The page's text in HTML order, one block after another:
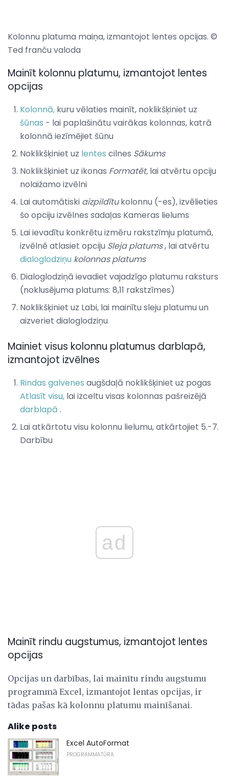
Kolonnu platuma maiņa, izmantojot lentes opcijas. ©
Ted franču valoda
Mainīt kolonnu platumu, izmantojot lentes
opcijas
Kolonnā, kuru vēlaties mainīt, noklikšķiniet uz
šūnas - lai paplašinātu vairākas kolonnas, katrā
kolonnā iezīmējiet šūnu
Noklikšķiniet uz lentes cilnes Sākums
Noklikšķiniet uz ikonas Formatēt, lai atvērtu opciju
nolaižamo izvēlni
Lai automātiski aizpildītukolonnu (-es), izvēlieties
šo opciju izvēlnes sadaļas Kameras lielums
Lai ievadītu konkrētu izmēru rakstzīmju platumā,
izvēlnē atlasiet opciju Sleja platums, lai atvērtu
dialoglodziņu kolonnas platums
Dialoglodziņā ievadiet vajadzīgo platumu raksturs
(noklusējuma platums: 8,11 rakstzīmes)
Noklikšķiniet uz Labi, lai mainītu sleju platumu un
aizveriet dialoglodziņu
Mainiet visus kolonnu platumus darblapā,
izmantojot izvēlnes
Rindas galvenes augšdaļā noklikšķiniet uz pogas
Atlasīt visu, lai izceltu visas kolonnas pašreizējā
darblapā .
Lai atkārtotu visu kolonnu lielumu, atkārtojiet 5.-7.
Darbību
ad
Mainīt rindu augstumus, izmantojot lentes
opcijas
Opcijas un darbības, lai mainītu rindu augstumu
programmā Excel, izmantojot lentas opcijas, ir
tādas pašas kā kolonnu platumu mainīšanai.
Alike posts
Excel AutoFormat
PROGRAMMATŪRA